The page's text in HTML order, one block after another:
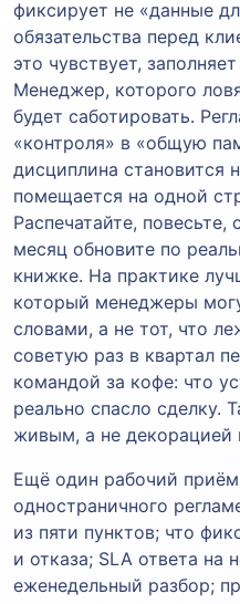
фиксирует не «данные
обязательства перед
это чувствует,
Менеджер, которого
будет саботировать.
«контроля» в «общую
дисциплина становится
помещается на одной
Распечатайте, повесьте,
месяц обновите по
книжке. На практике
который менеджеры
словами, а не тот, что
советую раз в квартал
командой за кофе: что
реально спасло сделку.
живым, а не декорацией
Ещё один рабочий
одностраничного
из пяти пунктов; что
и отказа; SLA ответа на
еженедельный разбор;